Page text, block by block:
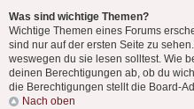
Was sind wichtige Themen?
Wichtige Themen eines Forums
sind nur auf der ersten Seite zu
weswegen du sie lesen solltest. Wie
deinen Berechtigungen ab, ob du
die Berechtigungen stellt die Board-
Nach oben